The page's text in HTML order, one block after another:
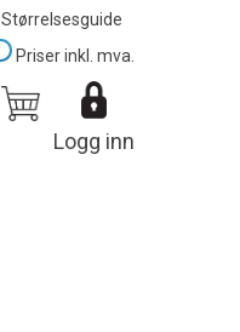
Størrelsesguide
Logg inn
Priser inkl. mva.